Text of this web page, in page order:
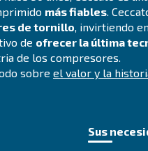
el producto